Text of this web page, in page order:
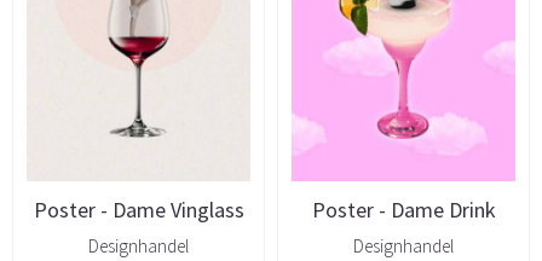
Poster - Dame Vinglass
Designhandel
Poster - Dame Drink
Designhandel